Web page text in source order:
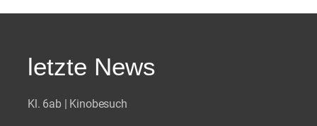
letzte News
Kl. 6ab | Kinobesuch